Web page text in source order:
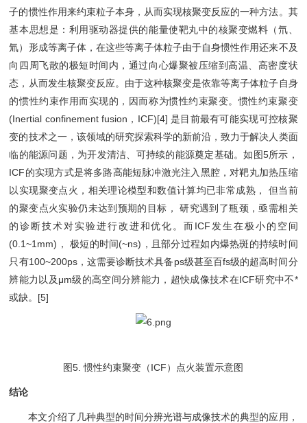
子的惯性作用来约束粒子本身，从而实现核聚变反应的一种方法。其
基本思想是：利用驱动器提供的能量使靶丸中的核聚变燃料（氘、
氚）形成等离子体，在这些等离子体粒子由于自身惯性作用还来不及
向四周飞散的极短时间内，通过向心爆聚被压缩到高温、高密度状
态，从而发生核聚变反应。由于这种核聚变是依靠等离子体粒子自身
的惯性约束作用而实现的，因而称为惯性约束聚变。惯性约束聚变
(Inertial confinement fusion，ICF)[4] 是目前最有可能实现可控核聚
变的技术之一，该领域的研究探索科学的新前沿，致力于解决人类面
临的能源问题，为开发清洁、可持续的能源奠定基础。如图5所示，
ICF的实现方式是将多路高能短脉冲激光注入黑腔，对靶丸加热压缩
以实现聚变点火，相关理论模型和数值计算均已非常成熟， 但当前
的聚变点火实验仍未达到预期的目标， 研究遇到了瓶颈，亟需相关
的诊断技术对实验进行改进和优化。而ICF发生在极小的空间
(0.1~1mm)， 极短的时间(~ns)，且部分过程如内爆热斑的持续时间
只有100~200ps，这需要诊断技术具备ps级甚至百fs级的超高时间分
辨能力以及μm级的高空间分辨能力，超快成像技术在ICF研究中不*
或缺。[5]
图5. 惯性约束聚变（ICF）点火装置示意图
结论
本文介绍了几种典型的时间分辨光谱与成像技术的典型的应用，